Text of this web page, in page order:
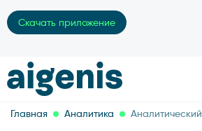
Скачать приложение
Главная Аналитика